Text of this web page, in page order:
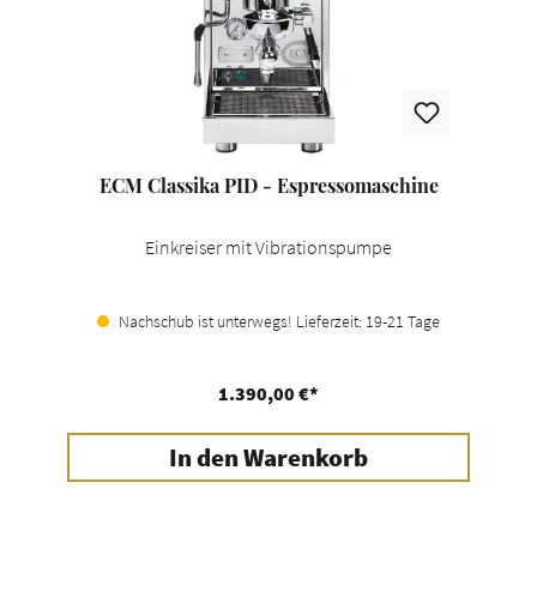
ECM Classika PID - Espressomaschine
Einkreiser mit Vibrationspumpe
Nachschub ist unterwegs! Lieferzeit: 19-21 Tage
1.390,00 €*
In den Warenkorb